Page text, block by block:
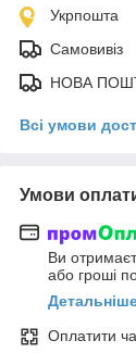
Укрпошта
Самовивіз
НОВА
Всі умови
Умови
Ви
або гроші
Оплатити